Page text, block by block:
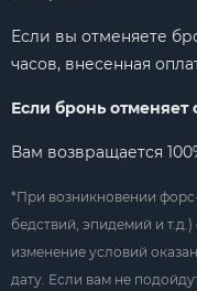
Если вы отменяете
часов, внесенная
Если бронь отменяет
Вам возвращается
*При возникновении
бедствий, эпидемий и
изменение условий
дату. Если вам не